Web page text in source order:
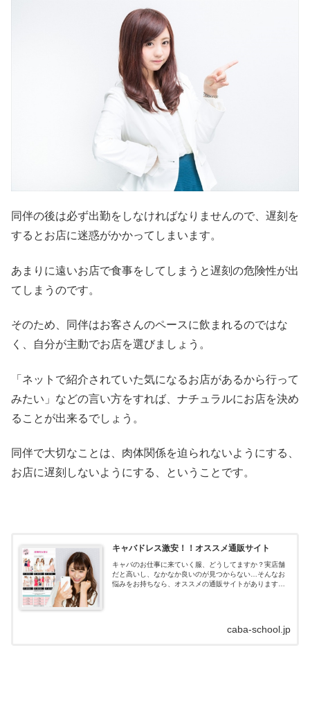
同伴の後は必ず出勤をしなければなりませんので、遅刻を
するとお店に迷惑がかかってしまいます。
あまりに遠いお店で食事をしてしまうと遅刻の危険性が出
てしまうのです。
そのため、同伴はお客さんのペースに飲まれるのではな
く、自分が主動でお店を選びましょう。
「ネットで紹介されていた気になるお店があるから行って
みたい」などの言い方をすれば、ナチュラルにお店を決め
ることが出来るでしょう。
同伴で大切なことは、肉体関係を迫られないようにする、
お店に遅刻しないようにする、ということです。
キャバドレス激安！！オススメ通販サイト
キャバのお仕事に来ていく服、どうしてますか？実店舗
だと高いし、なかなか良いのが見つからない…そんなお
悩みをお持ちなら、オススメの通販サイトがあります！
caba-school.jp